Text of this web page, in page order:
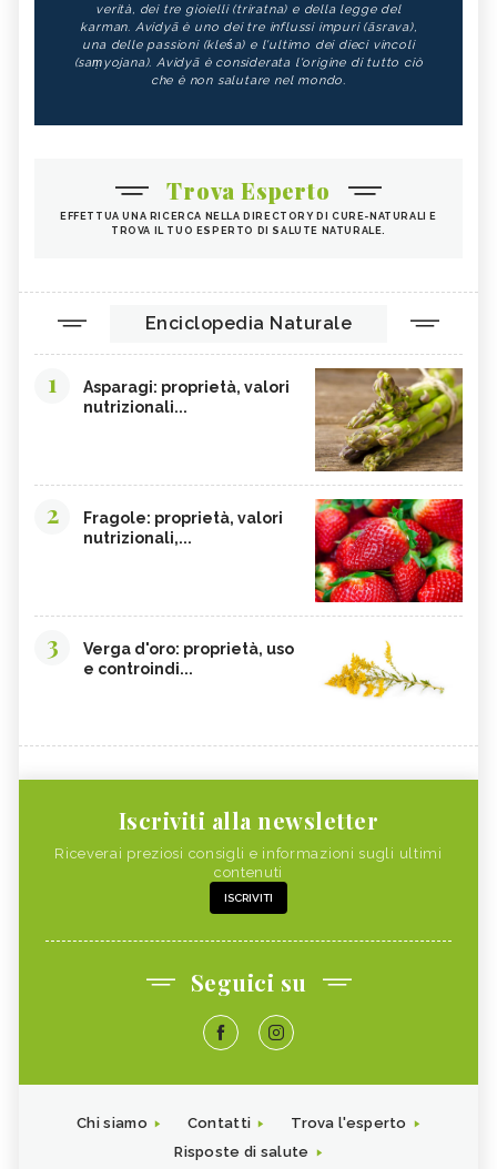
verità, dei tre gioielli (triratna) e della legge del
karman. Avidyā è uno dei tre influssi impuri (āsrava),
una delle passioni (kleśa) e l'ultimo dei dieci vincoli
(saṃyojana). Avidyā è considerata l'origine di tutto ciò
che è non salutare nel mondo.
Trova Esperto
EFFETTUA UNA RICERCA NELLA DIRECTORY DI CURE-NATURALI E
TROVA IL TUO ESPERTO DI SALUTE NATURALE.
Enciclopedia Naturale
1
Asparagi: proprietà, valori
nutrizionali...
2
Fragole: proprietà, valori
nutrizionali,...
3
Verga d'oro: proprietà, uso
e controindi...
Iscriviti alla newsletter
Riceverai preziosi consigli e informazioni sugli ultimi
contenuti
ISCRIVITI
Seguici su
Chi siamo Contatti
Trova l'esperto
Risposte di salute